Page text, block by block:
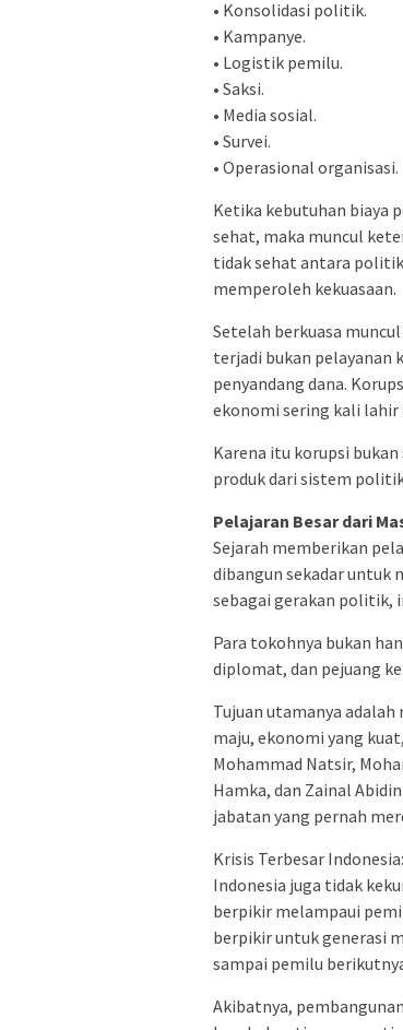
• Konsolidasi politik.
• Kampanye.
• Logistik pemilu.
• Saksi.
• Media sosial.
• Survei.
• Operasional organisasi.
Ketika kebutuhan biaya
sehat, maka muncul
tidak sehat antara
memperoleh kekuasaan.
Setelah berkuasa
terjadi bukan pelayanan
penyandang dana.
ekonomi sering kali
Karena itu korupsi
produk dari sistem
Pelajaran Besar dari
Sejarah memberikan
dibangun sekadar untuk
sebagai gerakan politik,
Para tokohnya bukan
diplomat, dan pejuang
Tujuan utamanya
maju, ekonomi yang
Mohammad Natsir,
Hamka, dan Zainal
jabatan yang pernah
Krisis Terbesar
Indonesia juga tidak
berpikir melampaui
berpikir untuk generasi
sampai pemilu
Akibatnya,